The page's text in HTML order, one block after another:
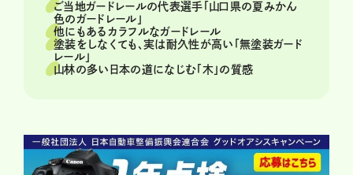
ご当地ガードレールの代表選手「山口県の夏みかん
色のガードレール」
他にもあるカラフルなガードレール
塗装をしなくても、実は耐久性が高い「無塗装ガード
レール」
山林の多い日本の道になじむ「木」の質感